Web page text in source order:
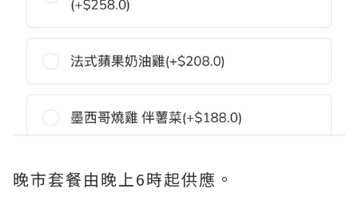
晚市套餐由晚上6時起供應。